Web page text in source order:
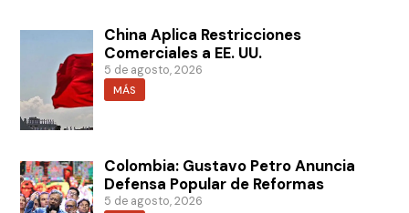
China Aplica Restricciones
Comerciales a EE. UU.
5 de agosto, 2026
MÁS
Colombia: Gustavo Petro Anuncia
Defensa Popular de Reformas
5 de agosto, 2026